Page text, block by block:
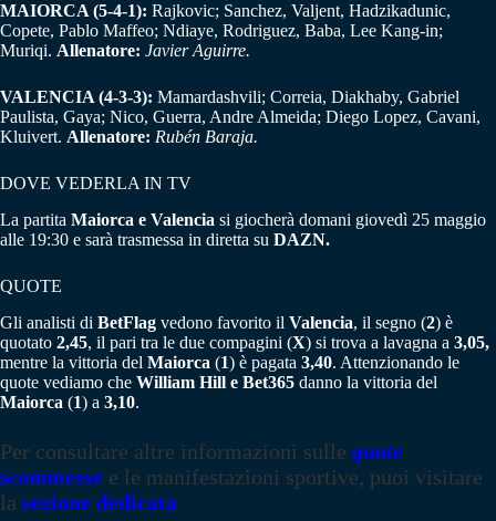
MAIORCA (5-4-1): Rajkovic; Sanchez, Valjent, Hadzikadunic,
Copete, Pablo Maffeo; Ndiaye, Rodriguez, Baba, Lee Kang-in;
Muriqi. Allenatore: Javier Aguirre.
VALENCIA (4-3-3): Mamardashvili; Correia, Diakhaby, Gabriel
Paulista, Gaya; Nico, Guerra, Andre Almeida; Diego Lopez, Cavani,
Kluivert. Allenatore: Rubén Baraja.
DOVE VEDERLA IN TV
La partita Maiorca e Valencia si giocherà domani giovedì 25 maggio
alle 19:30 e sarà trasmessa in diretta su DAZN.
QUOTE
Gli analisti di BetFlag vedono favorito il Valencia, il segno (2) è
quotato 2,45, il pari tra le due compagini (X) si trova a lavagna a 3,05,
mentre la vittoria del Maiorca (1) è pagata 3,40. Attenzionando le
quote vediamo che William Hill e Bet365 danno la vittoria del
Maiorca (1) a 3,10.
Per consultare altre informazioni sulle quote
scommesse e le manifestazioni sportive, puoi visitare
la sezione dedicata